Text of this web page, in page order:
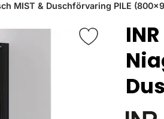
MIST & Duschförvaring PILE